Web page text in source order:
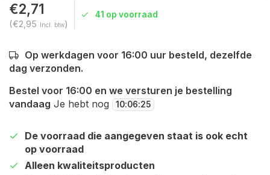
€2,71
(€2,95 Incl. btw)
41 op voorraad
Op werkdagen voor 16:00 uur besteld, dezelfde
dag verzonden.
Bestel voor 16:00 en we versturen je bestelling
vandaag Je hebt nog 10:06:25
De voorraad die aangegeven staat is ook echt
op voorraad
Alleen kwaliteitsproducten